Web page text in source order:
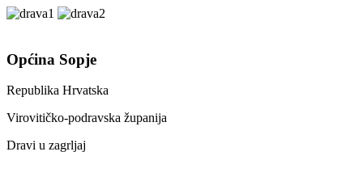
Općina Sopje
Republika Hrvatska
Virovitičko-podravska županija
Dravi u zagrljaj